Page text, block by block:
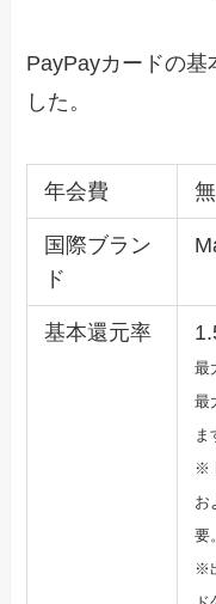
PayPayカードの基
した。
年会費
国際ブラン
ド
基本還元率
最
最
ま
※
お
要。
※